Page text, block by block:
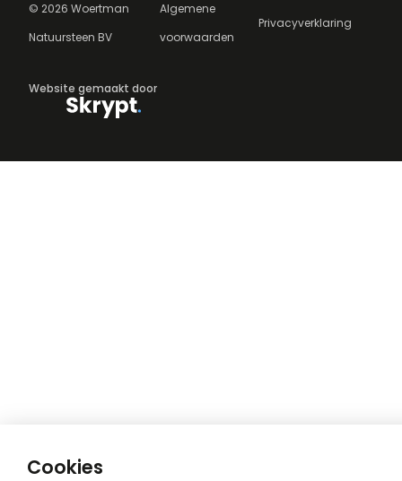
© 2026 Woertman
Natuursteen BV
Algemene
voorwaarden
Privacyverklaring
Website gemaakt door
Cookies